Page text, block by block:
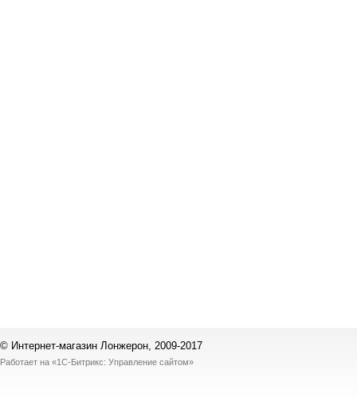
© Интернет-магазин Лонжерон, 2009-2017
Работает на «1С-Битрикс: Управление сайтом»